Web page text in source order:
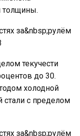
толщины.
текучести
до 30.
холодной
с пределом